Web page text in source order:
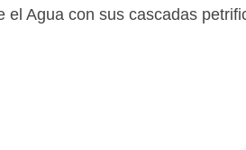
Agua con sus cascadas